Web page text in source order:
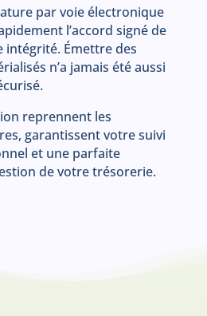
par voie électronique
l’accord signé de
intégrité. Émettre des
n’a jamais été aussi
reprennent les
garantissent votre suivi
et une parfaite
de votre trésorerie.